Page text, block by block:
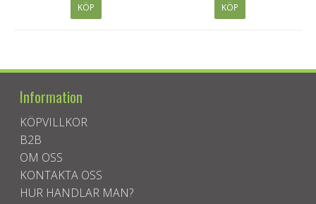
KÖP KÖP
Information
KÖPVILLKOR
B2B
OM OSS
KONTAKTA OSS
HUR HANDLAR MAN?